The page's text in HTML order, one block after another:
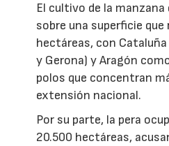
El cultivo de la
sobre una superficie
hectáreas, con Cataluña
y Gerona) y Aragón
polos que concentran
extensión nacional.
Por su parte, la pera
20.500 hectáreas,